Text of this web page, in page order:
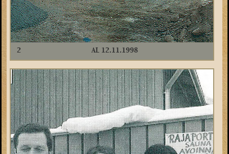
2 AL 12.11.1998